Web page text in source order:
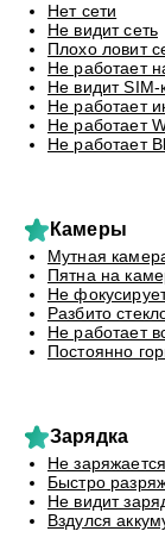
Нет сети
Не видит сеть
Плохо ловит
Не работает
Не видит SIM-
Не работает
Не работает
Не работает
Камеры
Мутная
Пятна на
Не
Разбито
Не работает
Постоянно
Зарядка
Не заряжается
Быстро
Не видит
Вздулся